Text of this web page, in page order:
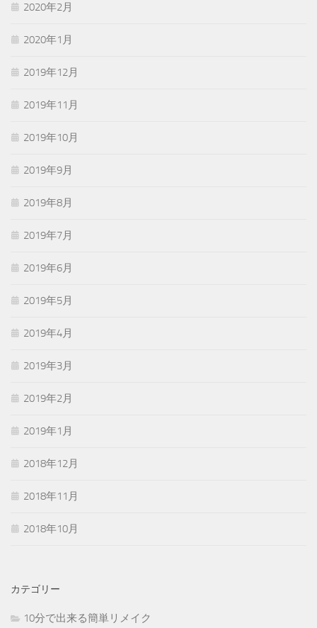
2020年2月
2020年1月
2019年12月
2019年11月
2019年10月
2019年9月
2019年8月
2019年7月
2019年6月
2019年5月
2019年4月
2019年3月
2019年2月
2019年1月
2018年12月
2018年11月
2018年10月
カテゴリー
10分で出来る簡単リメイク